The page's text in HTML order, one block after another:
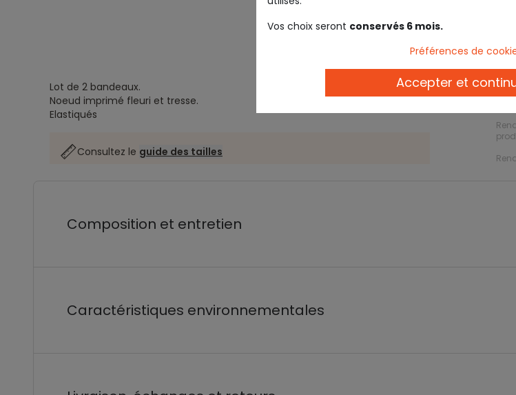
Description
Lot de 2 bandeaux.
Noeud imprimé fleuri et tresse.
Elastiqués
Consultez le guide des tailles
Composition et entretien
Caractéristiques environnementales
Vos choix seront conservés 6 mois.
Préférences de
Accepter et